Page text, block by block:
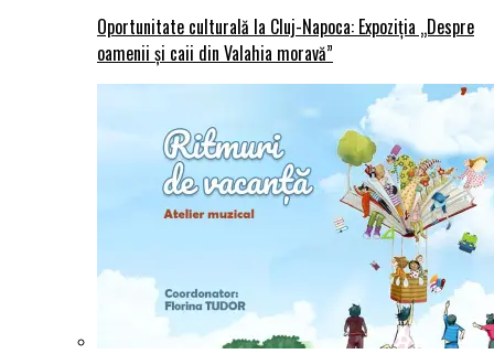
Oportunitate culturală la Cluj-Napoca: Expoziția „Despre
oamenii și caii din Valahia moravă”